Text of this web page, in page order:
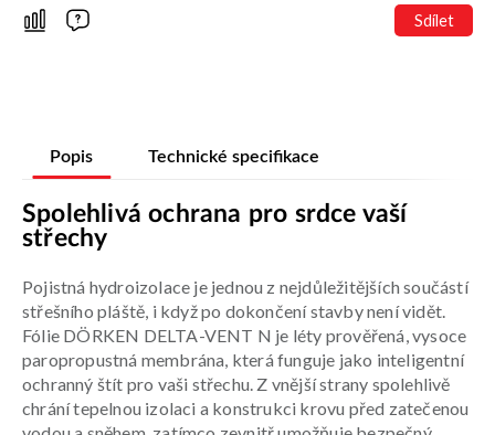
Sdílet
Popis Technické specifikace
Spolehlivá ochrana pro srdce vaší
střechy
Pojistná hydroizolace je jednou z nejdůležitějších součástí
střešního pláště, i když po dokončení stavby není vidět.
Fólie DÖRKEN DELTA-VENT N je léty prověřená, vysoce
paropropustná membrána, která funguje jako inteligentní
ochranný štít pro vaši střechu. Z vnější strany spolehlivě
chrání tepelnou izolaci a konstrukci krovu před zatečenou